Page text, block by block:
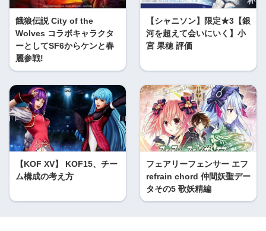
餓狼伝説 City of the
Wolves コラボキャラクタ
ーとしてSF6からケンと春
麗参戦!
【シャニソン】限定★3【銀
河を超えて会いにいく】小
宮 果穂 評価
【KOF XV】 KOF15、チー
ム構成の考え方
フェアリーフェンサー エフ
refrain chord 仲間妖聖デー
タその5 歌妖精編